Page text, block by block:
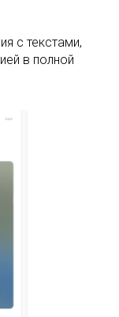
с текстами,
в полной